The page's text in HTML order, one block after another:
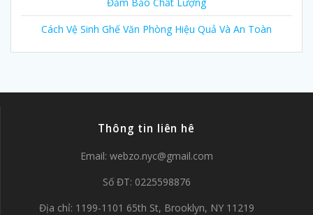
Cách Vệ Sinh Ghế Văn Phòng Hiệu Quả Và An Toàn
Thông tin liên hê
Email: webzo.nyc@gmail.com
Số ĐT: 0225598876
Địa chỉ: 1199-1101 65th St, Brooklyn, NY 11219